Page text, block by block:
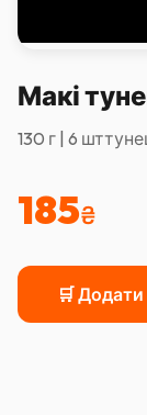
Макі
130 г | 6
185₴
🛒 Додати